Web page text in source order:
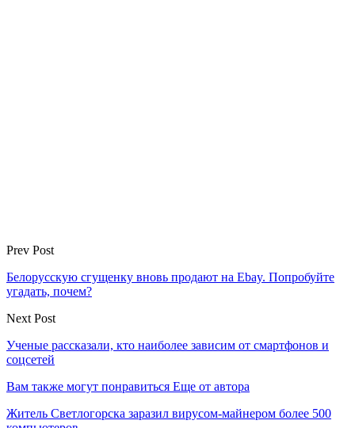
Prev Post
Белорусскую сгущенку вновь продают на Ebay. Попробуйте
угадать, почем?
Next Post
Ученые рассказали, кто наиболее зависим от смартфонов и
соцсетей
Вам также могут понравиться Еще от автора
Житель Светлогорска заразил вирусом-майнером более 500